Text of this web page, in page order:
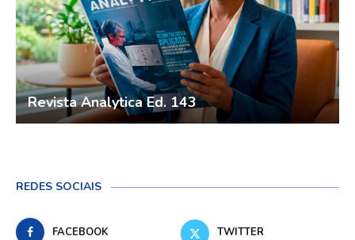
Revista Analytica Ed. 143
REDES SOCIAIS
FACEBOOK TWITTER